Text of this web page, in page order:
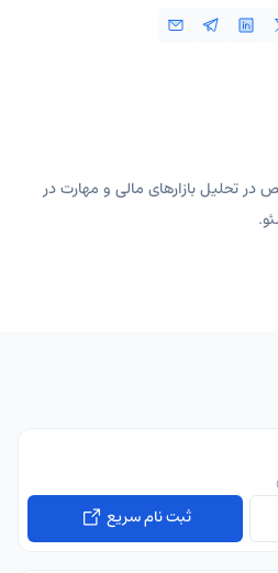
در تحلیل بازارهای مالی و مهارت در
ثبت نام سریع